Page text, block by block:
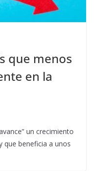
que menos
en la
un crecimiento
que beneficia a unos